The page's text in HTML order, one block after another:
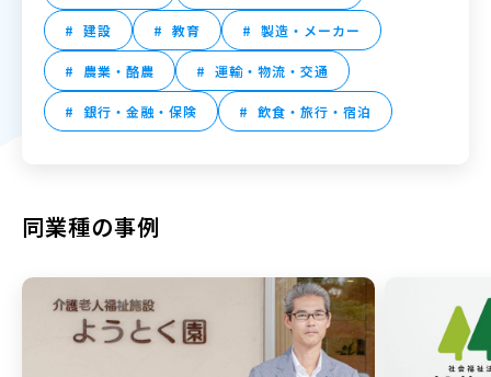
建設 教育 製造・メーカー
農業・酪農 運輸・物流・交通
銀行・金融・保険 飲食・旅行・宿泊
同業種の事例